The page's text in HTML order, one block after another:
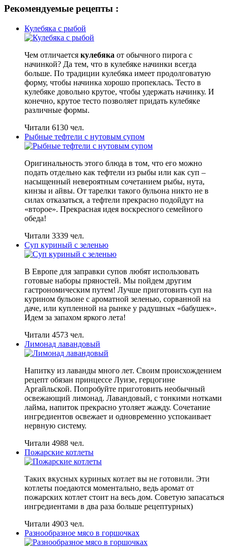
Рекомендуемые рецепты :
Кулебяка с рыбой
Чем отличается кулебяка от обычного пирога с
начинкой? Да тем, что в кулебяке начинки всегда
больше. По традиции кулебяка имеет продолговатую
форму, чтобы начинка хорошо пропеклась. Тесто в
кулебяке довольно крутое, чтобы удержать начинку. И
конечно, крутое тесто позволяет придать кулебяке
различные формы.
Читали 6130 чел.
Рыбные тефтели с нутовым супом
Оригинальность этого блюда в том, что его можно
подать отдельно как тефтели из рыбы или как суп –
насыщенный невероятным сочетанием рыбы, нута,
кинзы и айвы. От тарелки такого бульона никто не в
силах отказаться, а тефтели прекрасно подойдут на
«второе». Прекрасная идея воскресного семейного
обеда!
Читали 3339 чел.
Суп куриный с зеленью
В Европе для заправки супов любят использовать
готовые наборы пряностей. Мы пойдем другим
гастрономическим путем! Лучше приготовить суп на
курином бульоне с ароматной зеленью, сорванной на
даче, или купленной на рынке у радушных «бабушек».
Идем за запахом яркого лета!
Читали 4573 чел.
Лимонад лавандовый
Напитку из лаванды много лет. Своим происхождением
рецепт обязан принцессе Луизе, герцогине
Аргайльской. Попробуйте приготовить необычный
освежающий лимонад. Лавандовый, с тонкими нотками
лайма, напиток прекрасно утоляет жажду. Сочетание
ингредиентов освежает и одновременно успокаивает
нервную систему.
Читали 4988 чел.
Пожарские котлеты
Таких вкусных куриных котлет вы не готовили. Эти
котлеты поедаются моментально, ведь аромат от
пожарских котлет стоит на весь дом. Советую запасаться
ингредиентами в два раза больше рецептурных)
Читали 4903 чел.
Разнообразное мясо в горшочках